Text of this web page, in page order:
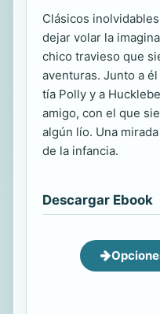
Clásicos
dejar volar la
chico travieso que
aventuras. Junto a
tía Polly y a
amigo, con el que
algún lío. Una
de la infancia.
Descargar Ebook